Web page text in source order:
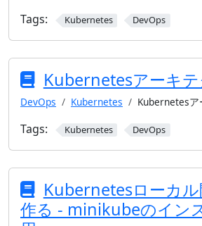
Tags: Kubernetes DevOps
Kubernetesアーキテ
DevOps Kubernetes Kubernetesア
Tags: Kubernetes DevOps
Kubernetesローカル
作る - minikubeのイン